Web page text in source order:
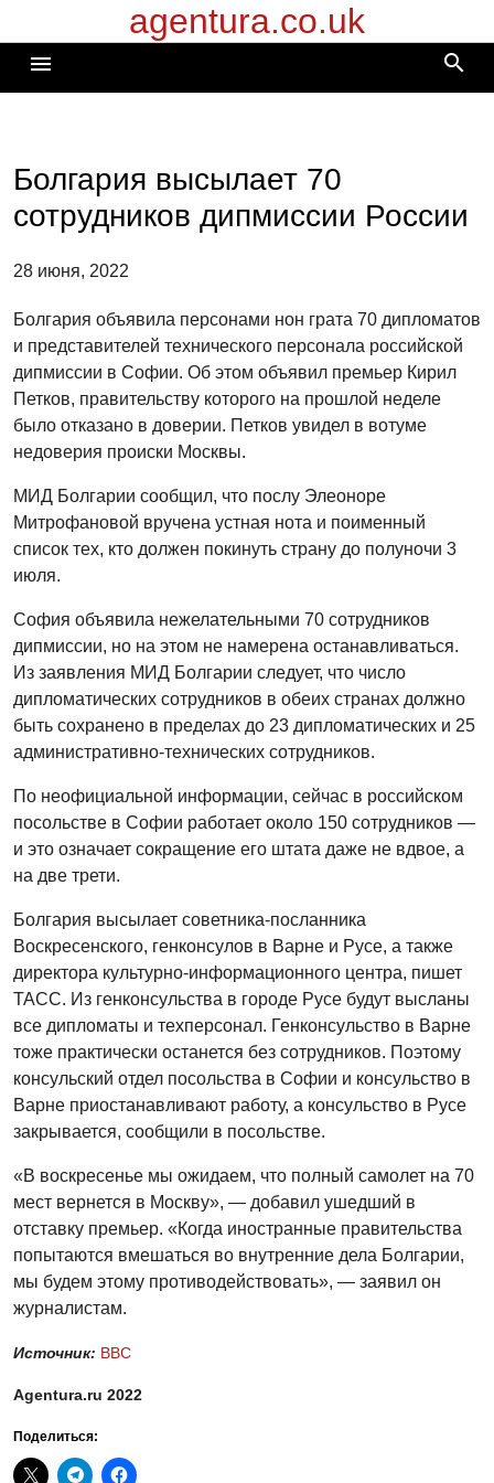
к
содержимому
agentura.co.uk
menu search
Болгария высылает 70
сотрудников дипмиссии России
28 июня, 2022
Болгария объявила персонами нон грата 70 дипломатов
и представителей технического персонала российской
дипмиссии в Софии. Об этом объявил премьер Кирил
Петков, правительству которого на прошлой неделе
было отказано в доверии. Петков увидел в вотуме
недоверия происки Москвы.
МИД Болгарии сообщил, что послу Элеоноре
Митрофановой вручена устная нота и поименный
список тех, кто должен покинуть страну до полуночи 3
июля.
София объявила нежелательными 70 сотрудников
дипмиссии, но на этом не намерена останавливаться.
Из заявления МИД Болгарии следует, что число
дипломатических сотрудников в обеих странах должно
быть сохранено в пределах до 23 дипломатических и 25
административно-технических сотрудников.
По неофициальной информации, сейчас в российском
посольстве в Софии работает около 150 сотрудников —
и это означает сокращение его штата даже не вдвое, а
на две трети.
Болгария высылает советника-посланника
Воскресенского, генконсулов в Варне и Русе, а также
директора культурно-информационного центра, пишет
ТАСС. Из генконсульства в городе Русе будут высланы
все дипломаты и техперсонал. Генконсульство в Варне
тоже практически останется без сотрудников. Поэтому
консульский отдел посольства в Софии и консульство в
Варне приостанавливают работу, а консульство в Русе
закрывается, сообщили в посольстве.
«В воскресенье мы ожидаем, что полный самолет на 70
мест вернется в Москву», — добавил ушедший в
отставку премьер. «Когда иностранные правительства
попытаются вмешаться во внутренние дела Болгарии,
мы будем этому противодействовать», — заявил он
журналистам.
Источник: BBC
Agentura.ru 2022
Поделиться: